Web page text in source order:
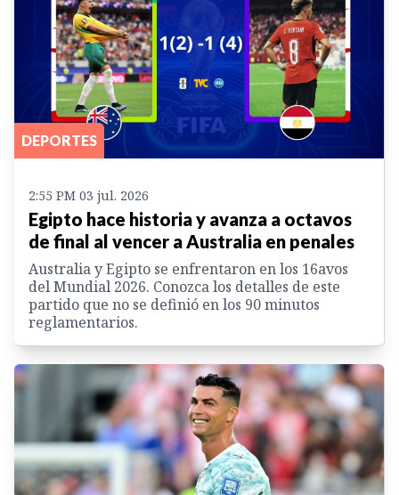
DEPORTES
2:55 PM 03 jul. 2026
Egipto hace historia y avanza a octavos
de final al vencer a Australia en penales
Australia y Egipto se enfrentaron en los 16avos
del Mundial 2026. Conozca los detalles de este
partido que no se definió en los 90 minutos
reglamentarios.